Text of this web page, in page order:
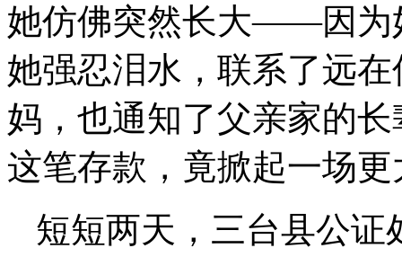
她仿佛突然长大——因为
她强忍泪水，联系了远
妈，也通知了父亲家的
这笔存款，竟掀起一场
短短两天，三台县公证